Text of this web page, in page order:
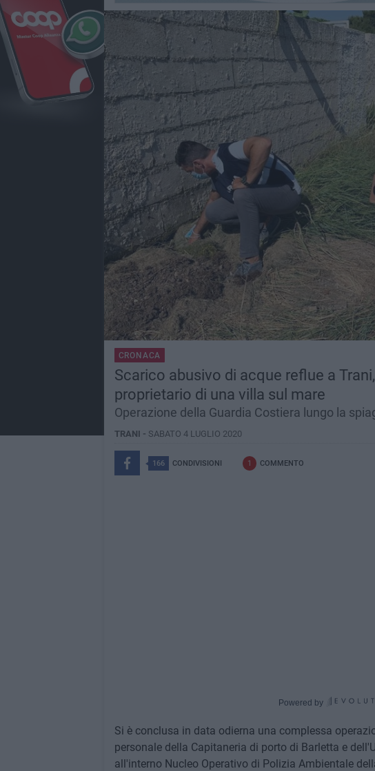
CRONACA
Scarico abusivo di acque reflue a
proprietario di una villa sul mare
Operazione della Guardia Costiera lungo la
TRANI - SABATO 4 LUGLIO 2020
166 CONDIVISIONI 1 COMMENTO
Powered by
Si è conclusa in data odierna una complessa
personale della Capitaneria di porto di Barletta e
all'interno Nucleo Operativo di Polizia Ambientale